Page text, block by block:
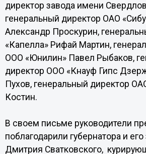
директор завода имени
генеральный директор ОАО
Александр Проскурин,
«Капелла» Рифай Мартин,
ООО «Юнилин» Павел Рыбаков,
директор ООО «Кнауф Гипс
Пухов, генеральный директор
Костин.
В своем письме руководители
поблагодарили губернатора и
Дмитрия Сватковского,